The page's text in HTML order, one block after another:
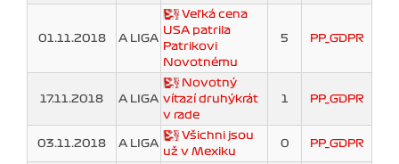
01.11.2018 A LIGA
Veľká cena
USA patrila
Patrikovi
Novotnému
5 PP_GDPR
17.11.2018 A LIGA
Novotný
víťazí druhýkrát
v rade
1 PP_GDPR
03.11.2018 A LIGA
Všichni jsou
už v Mexiku
0 PP_GDPR